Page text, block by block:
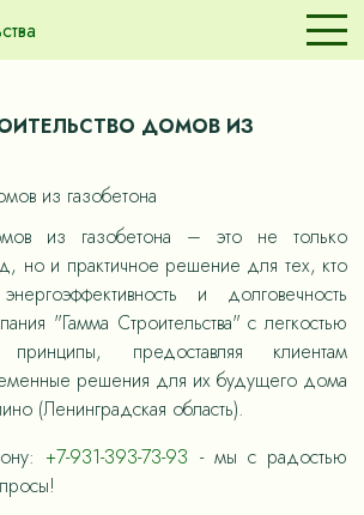
ДОМОВ ИЗ
из газобетона – это не только
но и практичное решение для тех, кто
и долговечность
"Гамма Строительства" с легкостью
предоставляя клиентам
решения для их будущего дома
(Ленинградская область).
+7-931-393-73-93 - мы с радостью